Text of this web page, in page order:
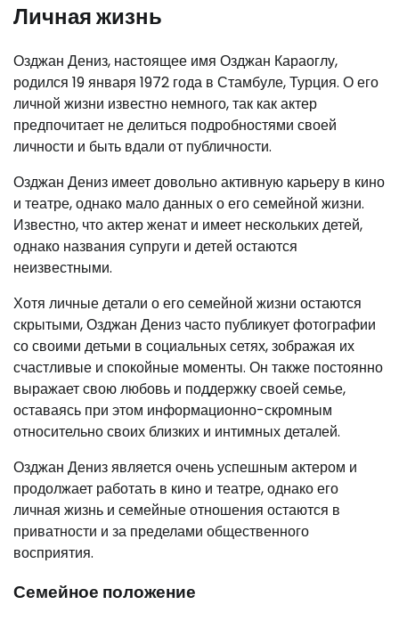
Личная жизнь
Озджан Дениз, настоящее имя Озджан Караоглу,
родился 19 января 1972 года в Стамбуле, Турция. О его
личной жизни известно немного, так как актер
предпочитает не делиться подробностями своей
личности и быть вдали от публичности.
Озджан Дениз имеет довольно активную карьеру в кино
и театре, однако мало данных о его семейной жизни.
Известно, что актер женат и имеет нескольких детей,
однако названия супруги и детей остаются
неизвестными.
Хотя личные детали о его семейной жизни остаются
скрытыми, Озджан Дениз часто публикует фотографии
со своими детьми в социальных сетях, зображая их
счастливые и спокойные моменты. Он также постоянно
выражает свою любовь и поддержку своей семье,
оставаясь при этом информационно-скромным
относительно своих близких и интимных деталей.
Озджан Дениз является очень успешным актером и
продолжает работать в кино и театре, однако его
личная жизнь и семейные отношения остаются в
приватности и за пределами общественного
восприятия.
Семейное положение